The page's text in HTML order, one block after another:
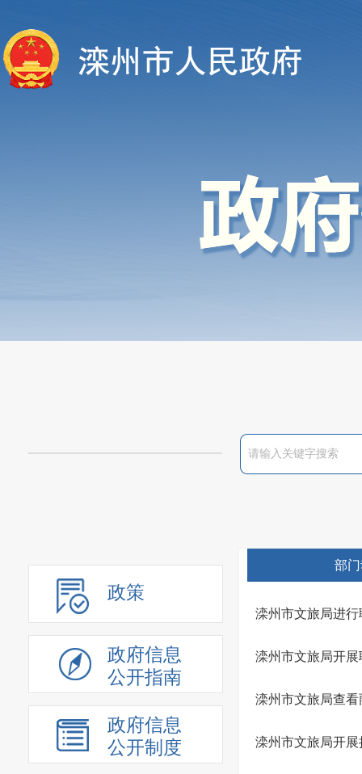
政策
政府信息
公开指南
政府信息
公开制度
部
滦州市文旅局进行
滦州市文旅局开展
滦州市文旅局查看
滦州市文旅局开展